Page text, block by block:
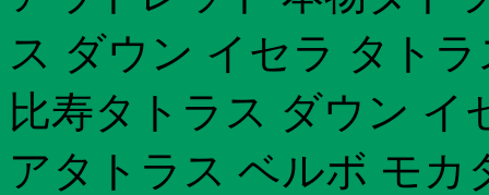
ス ダウン イセラ タト
比寿タトラス ダウン
アタトラス ベルボ モカ